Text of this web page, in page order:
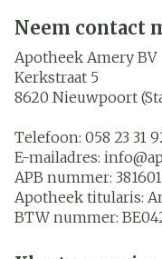
Neem contact
Apotheek Amery BV
Kerkstraat 5
8620 Nieuwpoort
Telefoon: 058 23 31
E-mailadres: info@
APB nummer: 381601
Apotheek titularis:
BTW nummer: